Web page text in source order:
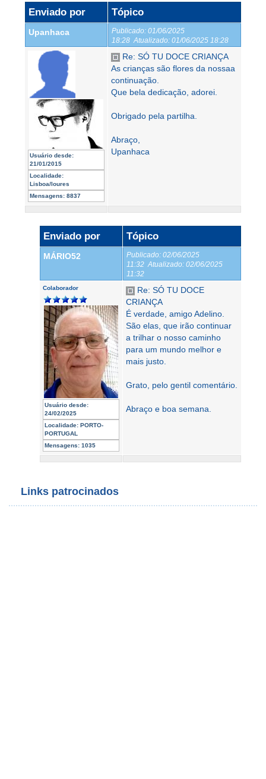
Enviado por Tópico
Upanhaca Publicado: 01/06/2025
18:28 Atualizado: 01/06/2025 18:28
Usuário desde:
21/01/2015
Localidade:
Lisboa/loures
Mensagens: 8837
Re: SÓ TU DOCE CRIANÇA
As crianças são flores da nossaa
continuação.
Que bela dedicação, adorei.
Obrigado pela partilha.
Abraço,
Upanhaca
Enviado por Tópico
MÁRIO52 Publicado: 02/06/2025
11:32 Atualizado: 02/06/2025
11:32
Colaborador
Usuário desde:
24/02/2025
Localidade: PORTO-
PORTUGAL
Mensagens: 1035
Re: SÓ TU DOCE
CRIANÇA
É verdade, amigo Adelino.
São elas, que irão continuar
a trilhar o nosso caminho
para um mundo melhor e
mais justo.
Grato, pelo gentil comentário.
Abraço e boa semana.
Links patrocinados